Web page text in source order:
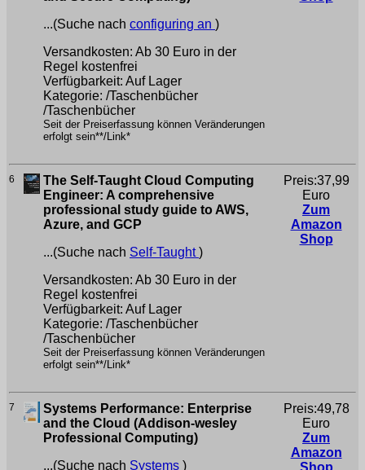
...(Suche nach configuring an )
Versandkosten: Ab 30 Euro in der
Regel kostenfrei
Verfügbarkeit: Auf Lager
Kategorie: /Taschenbücher
/Taschenbücher
Seit der Preiserfassung können Veränderungen
erfolgt sein**/Link*
6
The Self-Taught Cloud Computing
Engineer: A comprehensive
professional study guide to AWS,
Azure, and GCP
...(Suche nach Self-Taught)
Versandkosten: Ab 30 Euro in der
Regel kostenfrei
Verfügbarkeit: Auf Lager
Kategorie: /Taschenbücher
/Taschenbücher
Seit der Preiserfassung können Veränderungen
erfolgt sein**/Link*
Preis:37,99
Euro
Zum
Amazon
Shop
7
Systems Performance: Enterprise
and the Cloud (Addison-wesley
Professional Computing)
...(Suche nach Systems )
Preis:49,78
Euro
Zum
Amazon